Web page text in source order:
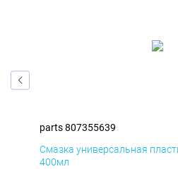
parts 807355639
Смазка универсальная
400мл